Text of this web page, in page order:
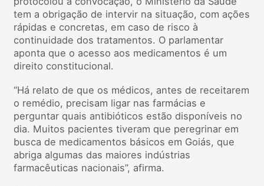
tem a obrigação de intervir na situação, com ações
rápidas e concretas, em caso de risco à
continuidade dos tratamentos. O parlamentar
aponta que o acesso aos medicamentos é um
direito constitucional.
“Há relato de que os médicos, antes de receitarem
o remédio, precisam ligar nas farmácias e
perguntar quais antibióticos estão disponíveis no
dia. Muitos pacientes tiveram que peregrinar em
busca de medicamentos básicos em Goiás, que
abriga algumas das maiores indústrias
farmacêuticas nacionais”, afirma.